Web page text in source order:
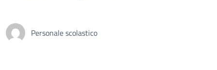
Personale scolastico